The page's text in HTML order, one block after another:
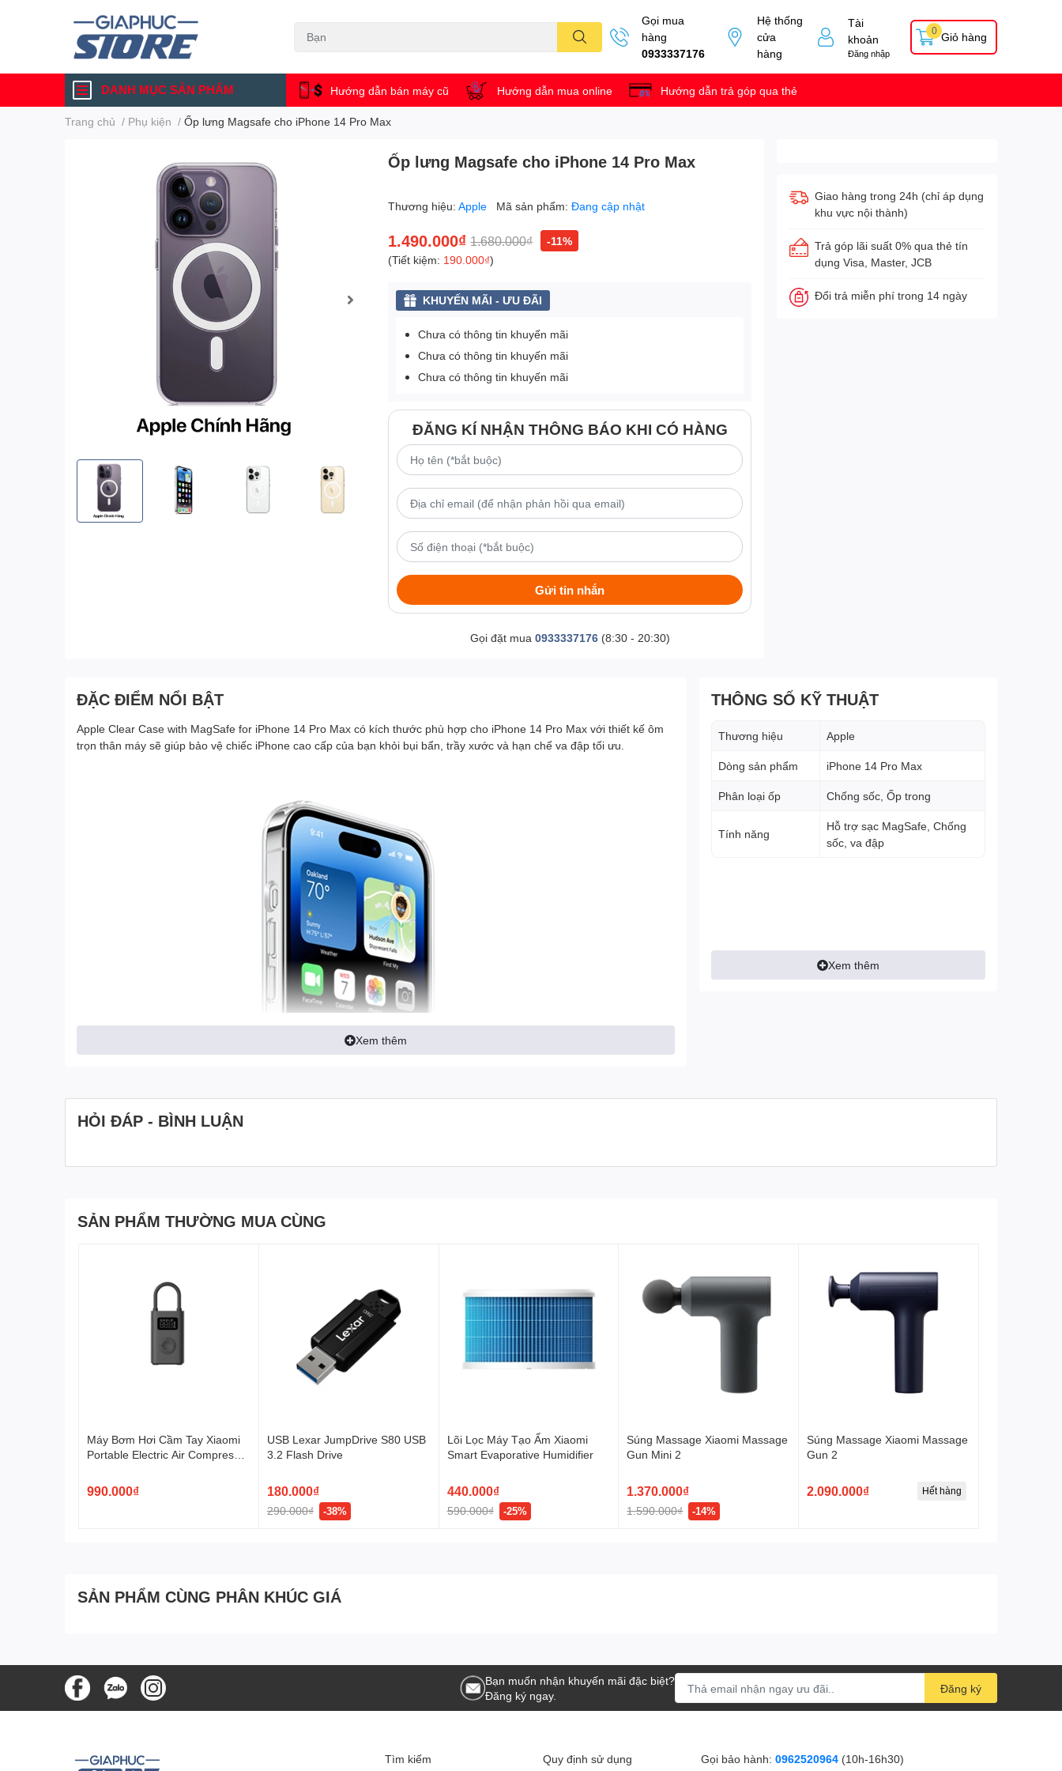
Gọi mua
hàng
0933337176
Hệ thống
cửa
hàng
Tài
khoản
Đăng nhập
Giỏ hàng
0
DANH MỤC SẢN PHẨM Hướng dẫn bán máy cũ Hướng dẫn mua online Hướng dẫn trả góp qua thẻ
Trang chủ / Phụ kiện / Ốp lưng Magsafe cho iPhone 14 Pro Max
Ốp lưng Magsafe cho iPhone 14 Pro Max
Thương hiệu:Apple Mã sản phẩm:Đang cập nhật
1.490.000₫ 1.680.000₫
-11%
(Tiết kiệm: 190.000₫)
KHUYẾN MÃI - ƯU ĐÃI
Chưa có thông tin khuyến mãi
Chưa có thông tin khuyến mãi
Chưa có thông tin khuyến mãi
ĐĂNG KÍ NHẬN THÔNG BÁO KHI CÓ HÀNG
Gửi tin nhắn
Gọi đặt mua 0933337176(8:30 - 20:30)
Giao hàng trong 24h (chỉ áp dụng
khu vực nội thành)
Trả góp lãi suất 0% qua thẻ tín
dụng Visa, Master, JCB
Đổi trả miễn phí trong 14 ngày
ĐẶC ĐIỂM NỔI BẬT
Apple Clear Case with MagSafe for iPhone 14 Pro Max có kích thước phù hợp cho iPhone 14 Pro Max với thiết kế ôm
trọn thân máy sẽ giúp bảo vệ chiếc iPhone cao cấp của bạn khỏi bụi bẩn, trầy xước và hạn chế va đập tối ưu.
Ốp lưng hỗ trợ sạc không dây MagSafe tiện lợi không cần phải tháo ốp.
Xem thêm
THÔNG SỐ KỸ THUẬT
Thương hiệu Apple
Dòng sản phẩm iPhone 14 Pro Max
Phân loại ốp Chống sốc, Ốp trong
Tính năng
Hỗ trợ sạc MagSafe, Chống
sốc, va đập
Xem thêm
HỎI ĐÁP - BÌNH LUẬN
SẢN PHẨM THƯỜNG MUA CÙNG
Máy Bơm Hơi Cầm Tay Xiaomi
Portable Electric Air Compressor
990.000₫
USB Lexar JumpDrive S80 USB
3.2 Flash Drive
180.000₫
290.000₫ -38%
Lõi Lọc Máy Tạo Ẩm Xiaomi
Smart Evaporative Humidifier
440.000₫
590.000₫ -25%
Súng Massage Xiaomi Massage
Gun Mini 2
1.370.000₫
1.590.000₫ -14%
Súng Massage Xiaomi Massage
Gun 2
2.090.000₫ Hết hàng
SẢN PHẨM CÙNG PHÂN KHÚC GIÁ
Bạn muốn nhận khuyến mãi đặc biệt?
Đăng ký ngay.
Đăng ký
Tìm kiếm Quy định sử dụng Gọi bảo hành: 0962520964 (10h-16h30)